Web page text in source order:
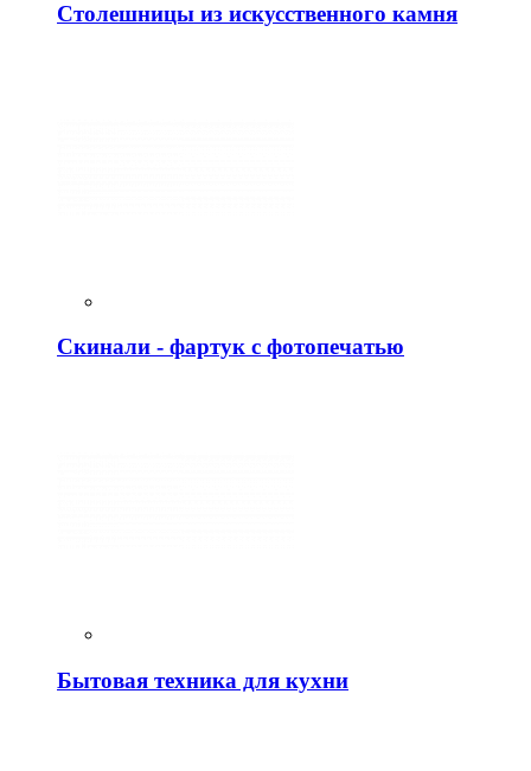
Столешницы из искусственного камня
Скинали - фартук с фотопечатью
Бытовая техника для кухни